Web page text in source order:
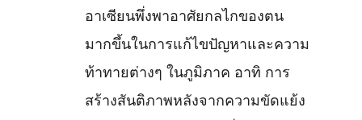
อาเซียนพึ่งพาอาศัยกลไกของตน
มากขึ้นในการแก้ไขปัญหาและความ
ท้าทายต่างๆ ในภูมิภาค อาทิ การ
สร้างสันติภาพหลังจากความขัดแย้ง